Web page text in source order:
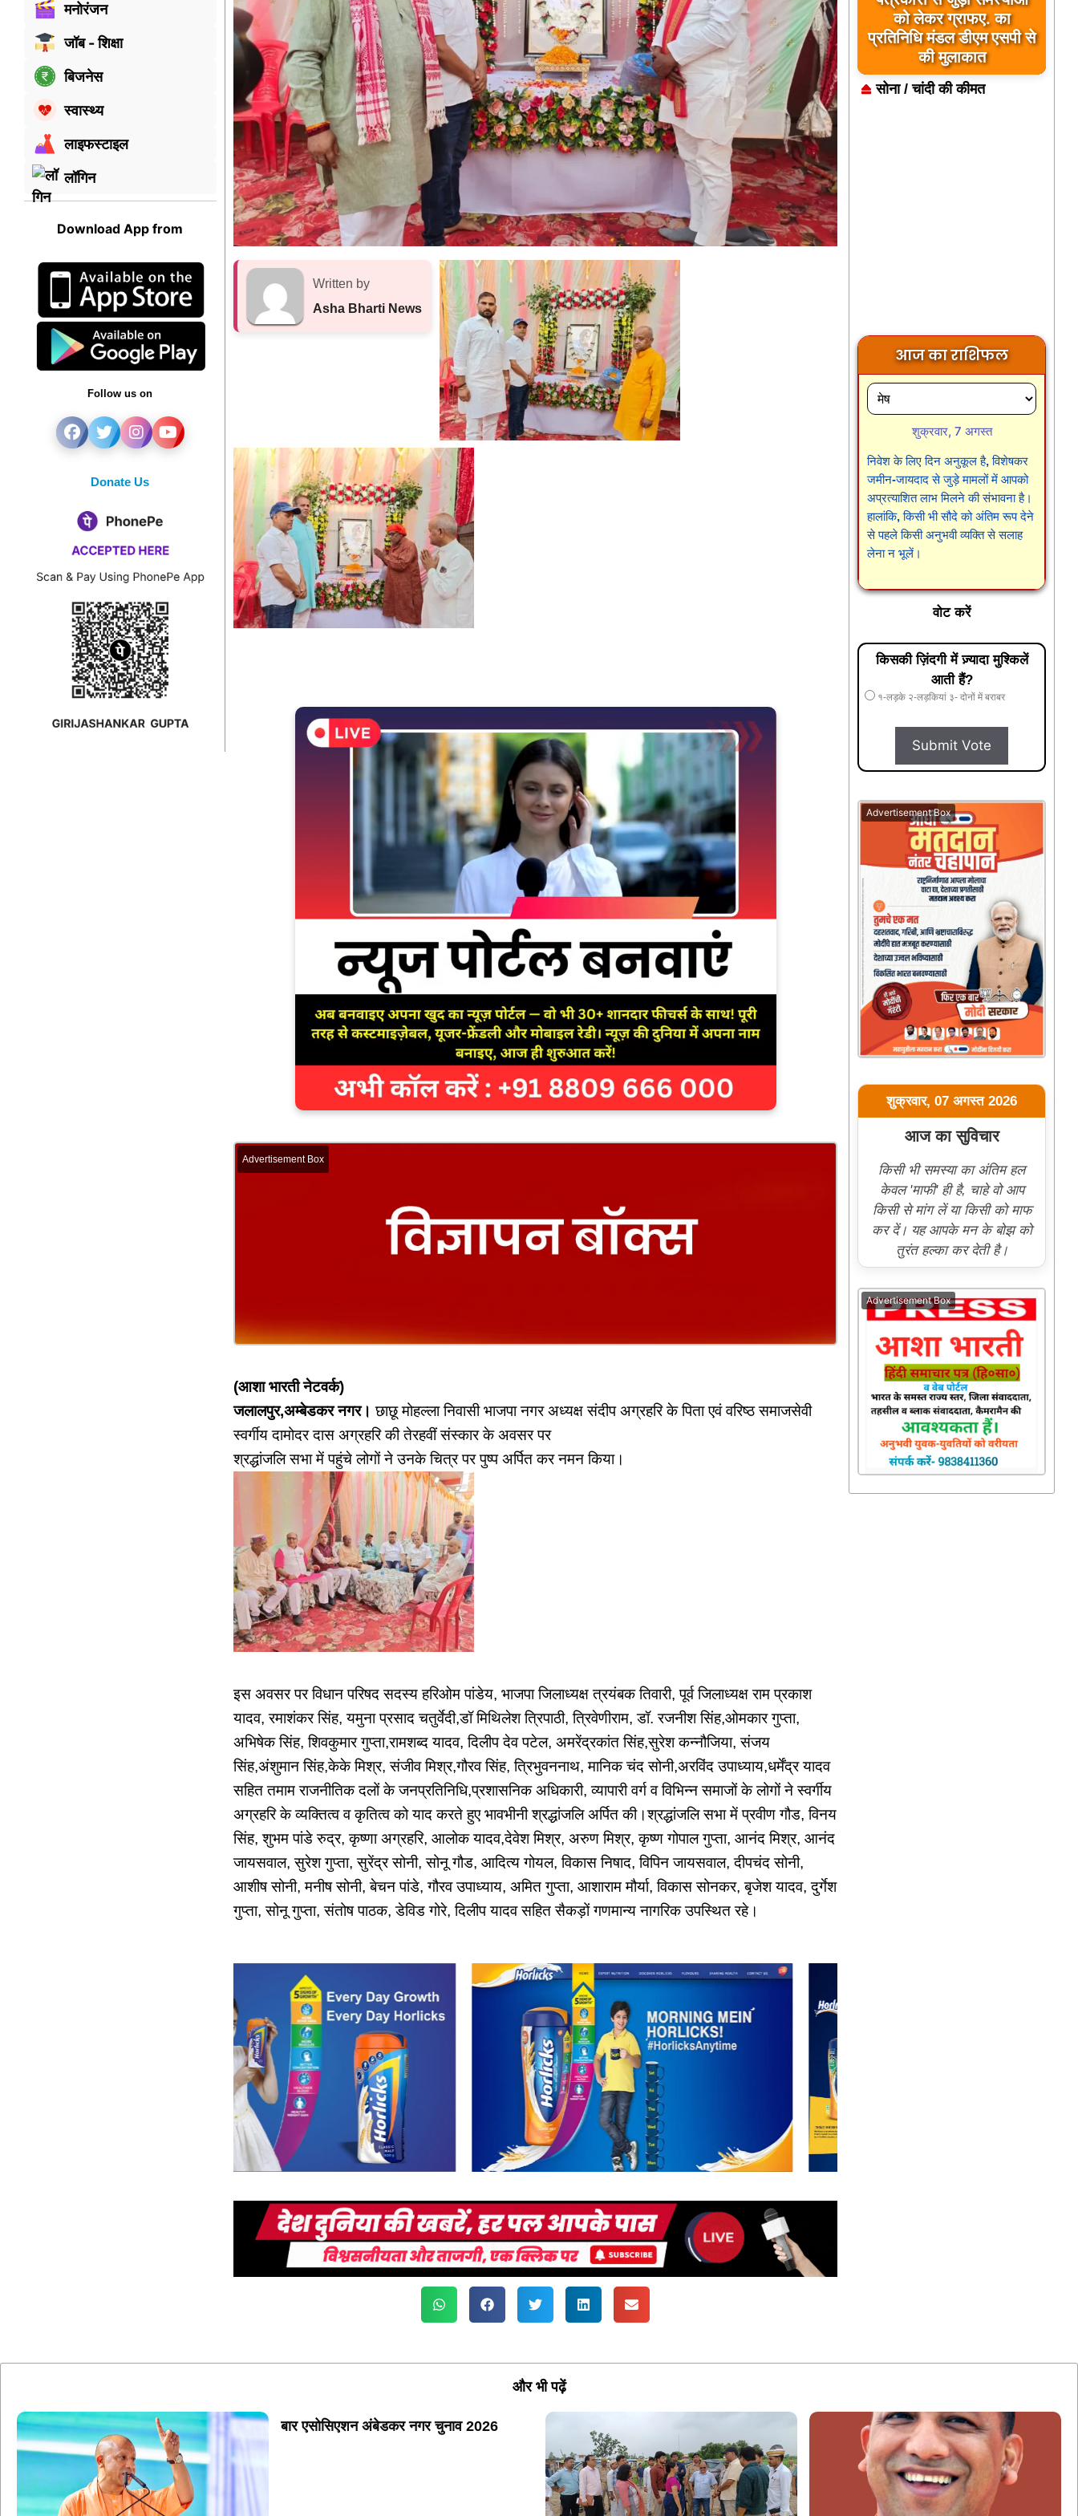
मनोरंजन
जॉब - शिक्षा
बिजनेस
स्वास्थ्य
लाइफस्टाइल
लॉगिन
Download App from
Follow us on
Donate Us
Written by
Asha Bharti News
Advertisement Box
(आशा भारती नेटवर्क)
जलालपुर,अम्बेडकर नगर। छाछू मोहल्ला निवासी भाजपा नगर अध्यक्ष संदीप अग्रहरि के पिता एवं वरिष्ठ समाजसेवी
स्वर्गीय दामोदर दास अग्रहरि की तेरहवीं संस्कार के अवसर पर
श्रद्धांजलि सभा में पहुंचे लोगों ने उनके चित्र पर पुष्प अर्पित कर नमन किया।
इस अवसर पर विधान परिषद सदस्य हरिओम पांडेय, भाजपा जिलाध्यक्ष त्रयंबक तिवारी, पूर्व जिलाध्यक्ष राम प्रकाश
यादव, रमाशंकर सिंह, यमुना प्रसाद चतुर्वेदी,डॉ मिथिलेश त्रिपाठी, त्रिवेणीराम, डॉ. रजनीश सिंह,ओमकार गुप्ता,
अभिषेक सिंह, शिवकुमार गुप्ता,रामशब्द यादव, दिलीप देव पटेल, अमरेंद्रकांत सिंह,सुरेश कन्नौजिया, संजय
सिंह,अंशुमान सिंह,केके मिश्र, संजीव मिश्र,गौरव सिंह, त्रिभुवननाथ, मानिक चंद सोनी,अरविंद उपाध्याय,धर्मेंद्र यादव
सहित तमाम राजनीतिक दलों के जनप्रतिनिधि,प्रशासनिक अधिकारी, व्यापारी वर्ग व विभिन्न समाजों के लोगों ने स्वर्गीय
अग्रहरि के व्यक्तित्व व कृतित्व को याद करते हुए भावभीनी श्रद्धांजलि अर्पित की।श्रद्धांजलि सभा में प्रवीण गौड, विनय
सिंह, शुभम पांडे रुद्र, कृष्णा अग्रहरि, आलोक यादव,देवेश मिश्र, अरुण मिश्र, कृष्ण गोपाल गुप्ता, आनंद मिश्र, आनंद
जायसवाल, सुरेश गुप्ता, सुरेंद्र सोनी, सोनू गौड, आदित्य गोयल, विकास निषाद, विपिन जायसवाल, दीपचंद सोनी,
आशीष सोनी, मनीष सोनी, बेचन पांडे, गौरव उपाध्याय, अमित गुप्ता, आशाराम मौर्या, विकास सोनकर, बृजेश यादव, दुर्गेश
गुप्ता, सोनू गुप्ता, संतोष पाठक, डेविड गोरे, दिलीप यादव सहित सैकड़ों गणमान्य नागरिक उपस्थित रहे।
को लेकर ग्राफए. का
प्रतिनिधि मंडल डीएम एसपी से
की मुलाकात
जिला कारागार में दो पावरलूम
सेट का उद्घाटन, बंदियों को
मिलेगा रोजगार का अवसर
सोना / चांदी की कीमत
आज का राशिफल
शुक्रवार, 7 अगस्त
निवेश के लिए दिन अनुकूल है, विशेषकर
जमीन-जायदाद से जुड़े मामलों में आपको
अप्रत्याशित लाभ मिलने की संभावना है।
हालांकि, किसी भी सौदे को अंतिम रूप देने
से पहले किसी अनुभवी व्यक्ति से सलाह
लेना न भूलें।
वोट करें
किसकी ज़िंदगी में ज़्यादा मुश्किलें
आती हैं?
१-लड़के २-लड़कियां ३- दोनों में बराबर
Submit Vote
Advertisement Box
शुक्रवार, 07 अगस्त 2026
आज का सुविचार
किसी भी समस्या का अंतिम हल
केवल 'माफी' ही है, चाहे वो आप
किसी से मांग लें या किसी को माफ
कर दें। यह आपके मन के बोझ को
तुरंत हल्का कर देती है।
Advertisement Box
और भी पढ़ें
बार एसोसिएशन अंबेडकर नगर चुनाव 2026